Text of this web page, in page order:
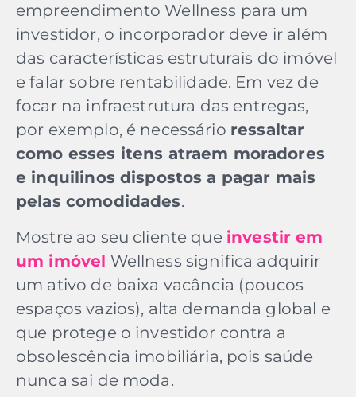
empreendimento Wellness para um
investidor, o incorporador deve ir além
das características estruturais do imóvel
e falar sobre rentabilidade. Em vez de
focar na infraestrutura das entregas,
por exemplo, é necessário ressaltar
como esses itens atraem moradores
e inquilinos dispostos a pagar mais
pelas comodidades.
Mostre ao seu cliente que investir em
um imóvel Wellness significa adquirir
um ativo de baixa vacância (poucos
espaços vazios), alta demanda global e
que protege o investidor contra a
obsolescência imobiliária, pois saúde
nunca sai de moda.